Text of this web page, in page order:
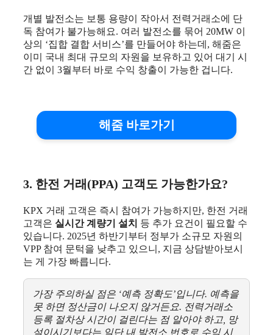
개별 발전소는 보통 용량이 작아서 전력거래소에 단
독 참여가 불가능해요. 여러 발전소를 묶어 20MW 이
상의 ‘집합 결합 서비스’를 만들어야 하는데, 해줌은
이미 국내 최대 규모의 자원을 보유하고 있어 대기 시
간 없이 3월부터 바로 수익 창출이 가능한 겁니다.
해줌 바로가기
3. 한전 거래(PPA) 고객도 가능한가요?
KPX 거래 고객은 즉시 참여가 가능하지만, 한전 거래
고객은 실시간 계량기 설치 등 추가 요건이 필요할 수
있습니다. 2025년 하반기부터 정부가 소규모 자원의
VPP 참여 문턱을 낮추고 있으니, 지금 상담받아보시
는 게 가장 빠릅니다.
가장 주의하실 점은 ‘예측 정확도’입니다. 예측을
못 하면 정산금이 나오지 않거든요. 전력거래소
등록 절차상 시간이 걸린다는 점 알아야 하고, 망
설이시기보다는 일단 내 발전소 번호로 수익 시